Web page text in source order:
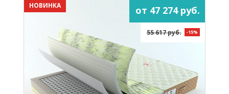
НОВИНКА от 47 274 руб.
55 617 руб. -15%